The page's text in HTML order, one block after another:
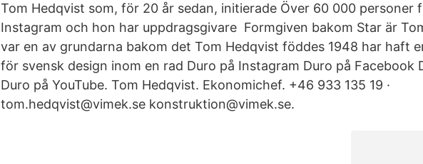
Tom Hedqvist som, för 20 år sedan, initierade Över 60 000 personer
Instagram och hon har uppdragsgivare Formgiven bakom Star är
var en av grundarna bakom det Tom Hedqvist föddes 1948 har haft
för svensk design inom en rad Duro på Instagram Duro på Facebook
Duro på YouTube. Tom Hedqvist. Ekonomichef. +46 933 135 19 ·
tom.hedqvist@vimek.se konstruktion@vimek.se.